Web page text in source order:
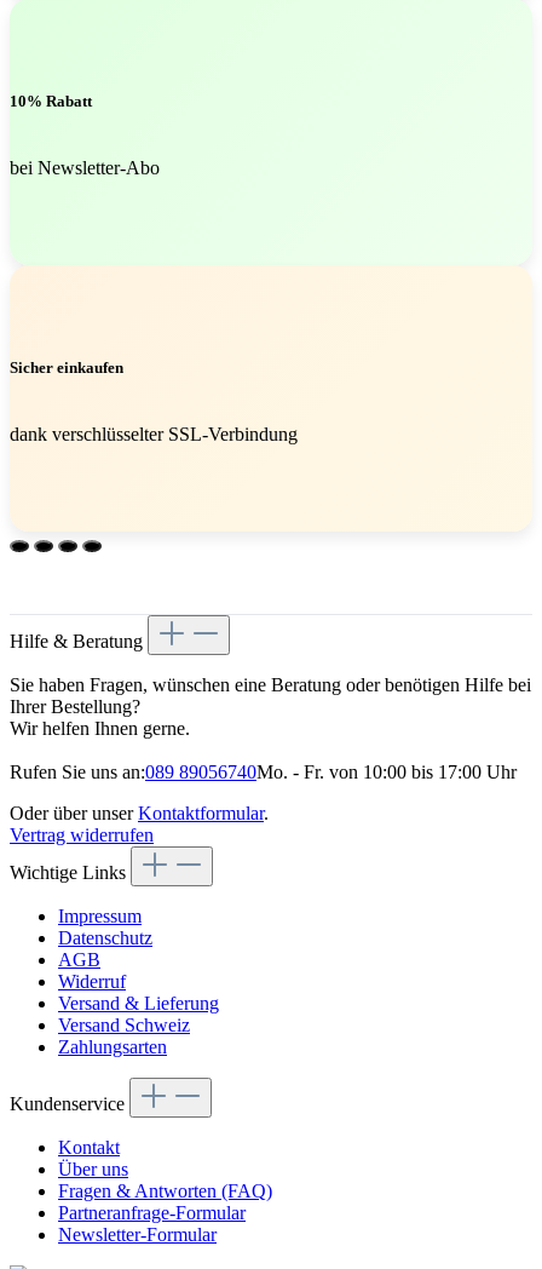
10% Rabatt
bei Newsletter-Abo
Sicher einkaufen
dank verschlüsselter SSL-Verbindung
Hilfe & Beratung
Sie haben Fragen, wünschen eine Beratung oder benötigen Hilfe bei
Ihrer Bestellung?
Wir helfen Ihnen gerne.
Rufen Sie uns an:089 89056740Mo. - Fr. von 10:00 bis 17:00 Uhr
Oder über unserKontaktformular.
Vertrag widerrufen
Wichtige Links
Impressum
Datenschutz
AGB
Widerruf
Versand & Lieferung
Versand Schweiz
Zahlungsarten
Kundenservice
Kontakt
Über uns
Fragen & Antworten (FAQ)
Partneranfrage-Formular
Newsletter-Formular